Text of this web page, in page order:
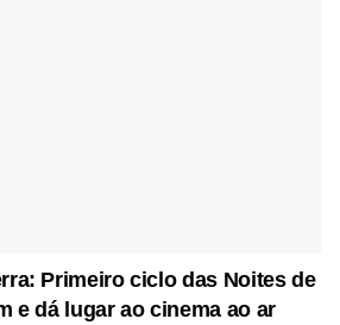
Primeiro ciclo das Noites de
e dá lugar ao cinema ao ar